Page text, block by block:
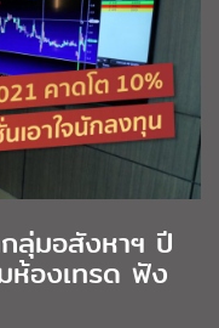
ลุ่มอสังหาฯ ปี
ห้องเทรด ฟัง